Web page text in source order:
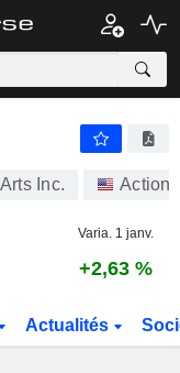
Inc. Actions
Varia. 1 janv.
+2,63 %
Actualités